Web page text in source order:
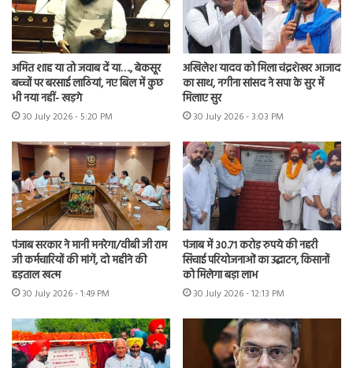
अमित शाह या तो जवाब दें या…., बेकसूर
बच्चों पर बरसाई लाठियां, नए बिल में कुछ
भी नया नहीं- खड़गे
30 July 2026 - 5:20 PM
अखिलेश यादव को मिला चंद्रशेखर आजाद
का साथ, नगीना सांसद ने सपा के सुर में
मिलाए सुर
30 July 2026 - 3:03 PM
पंजाब सरकार ने मानी मनरेगा/वीबी जी राम
जी कर्मचारियों की मांगें, दो महीने की
हड़ताल खत्म
30 July 2026 - 1:49 PM
पंजाब में 30.71 करोड़ रुपये की नहरी
सिंचाई परियोजनाओं का उद्घाटन, किसानों
को मिलेगा बड़ा लाभ
30 July 2026 - 12:13 PM